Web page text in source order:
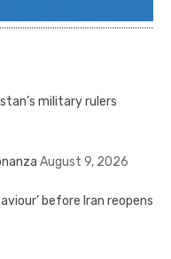
military rulers
August 9, 2026
before Iran reopens